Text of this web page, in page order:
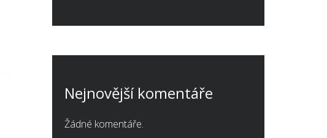
Nejnovější komentáře
Žádné komentáře.